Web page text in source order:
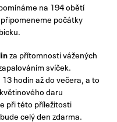
na 194 obětí
počátky
za přítomnosti vážených
svíček.
hodin až do večera, a to
daru
při této příležitosti
celý den zdarma.